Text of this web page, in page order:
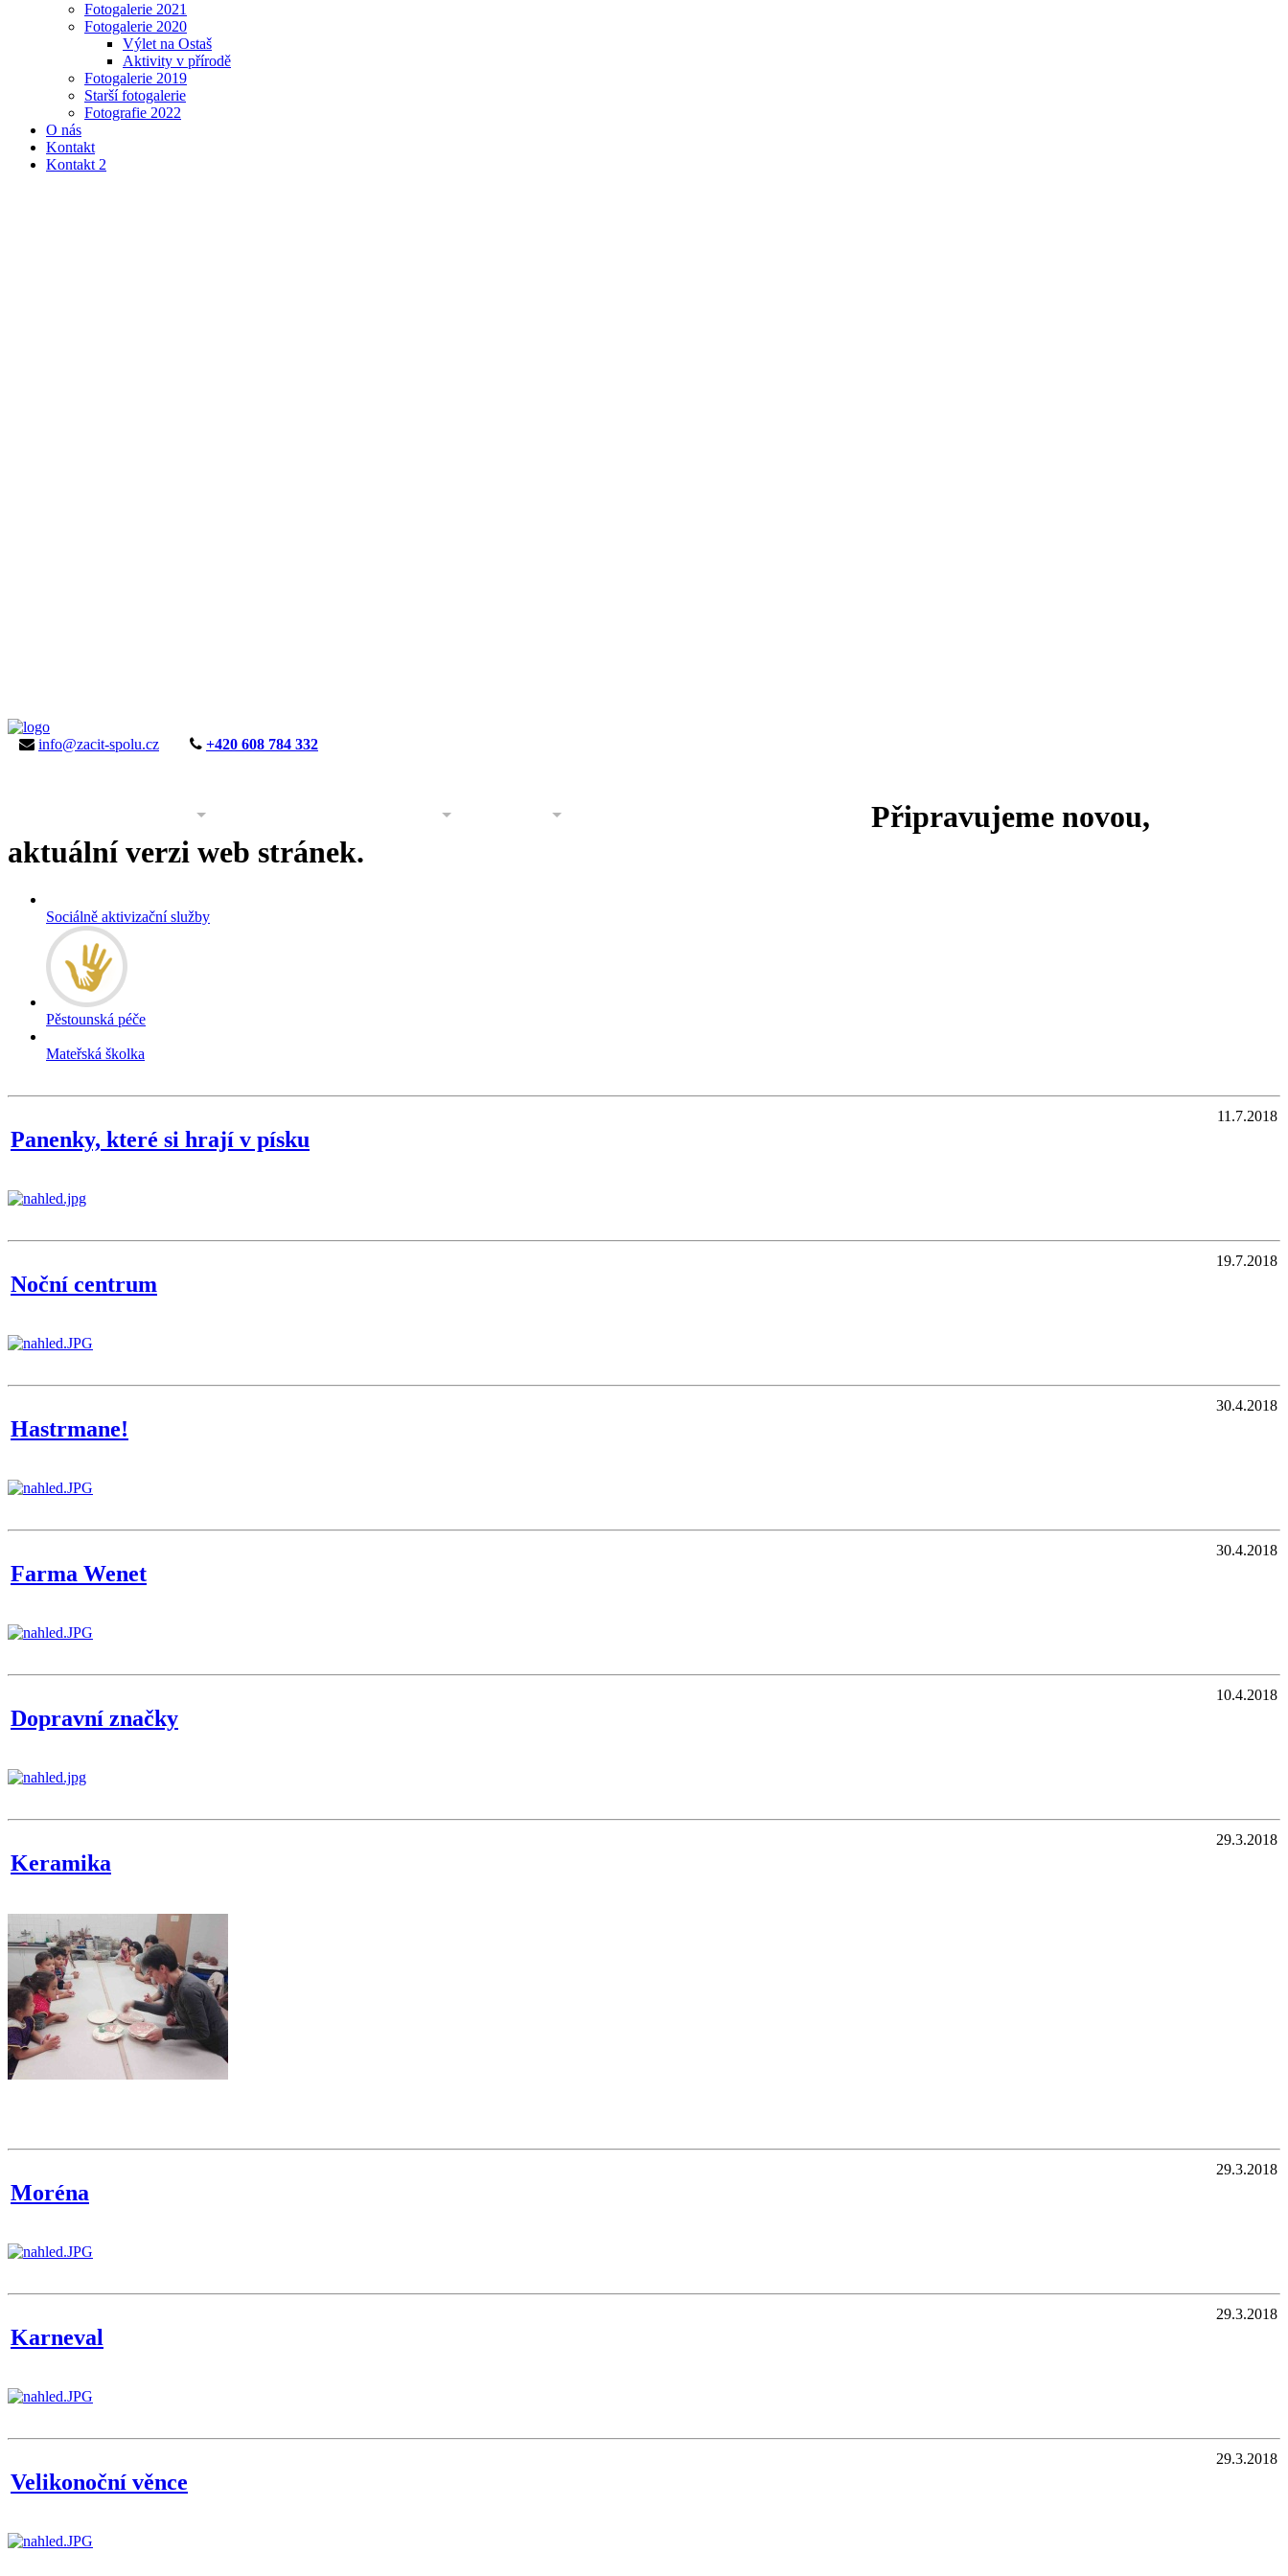
Fotogalerie 2021
Fotogalerie 2020
Výlet na Ostaš
Aktivity v přírodě
Fotogalerie 2019
Starší fotogalerie
Fotografie 2022
O nás
Kontakt
Kontakt 2
info@zacit-spolu.cz +420 608 784 332
Připravujeme novou,
aktuální verzi web stránek.
Sociálně aktivizační služby
Pěstounská péče
Mateřská školka
Panenky, které si hrají v písku
11.7.2018
Noční centrum
19.7.2018
Hastrmane!
30.4.2018
Farma Wenet
30.4.2018
Dopravní značky
10.4.2018
Keramika
29.3.2018
Moréna
29.3.2018
Karneval
29.3.2018
Velikonoční věnce
29.3.2018